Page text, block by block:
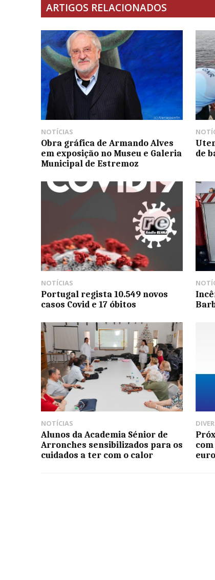
ARTIGOS RELACIONADOS
NOTÍCIAS
Obra gráfica de Armando Alves
em exposição no Museu e Galeria
Municipal de Estremoz
de
NOTÍCIAS
Portugal regista 10.549 novos
casos Covid e 17 óbitos
NOTÍCIAS
Alunos da Academia Sénior de
Arronches sensibilizados para os
cuidados a ter com o calor